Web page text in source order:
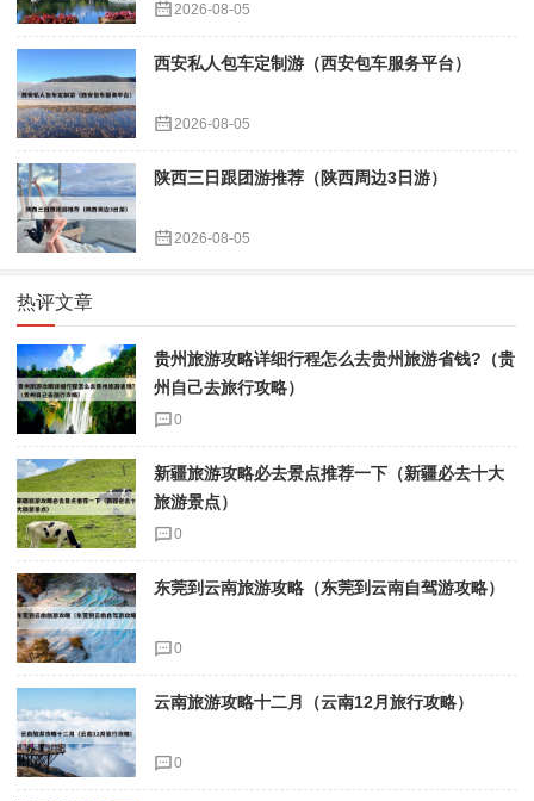
2026-08-05
西安私人包车定制游（西安包车服务平台）
2026-08-05
陕西三日跟团游推荐（陕西周边3日游）
2026-08-05
热评文章
贵州旅游攻略详细行程怎么去贵州旅游省钱?（贵
州自己去旅行攻略）
0
新疆旅游攻略必去景点推荐一下（新疆必去十大
旅游景点）
0
东莞到云南旅游攻略（东莞到云南自驾游攻略）
0
云南旅游攻略十二月（云南12月旅行攻略）
0